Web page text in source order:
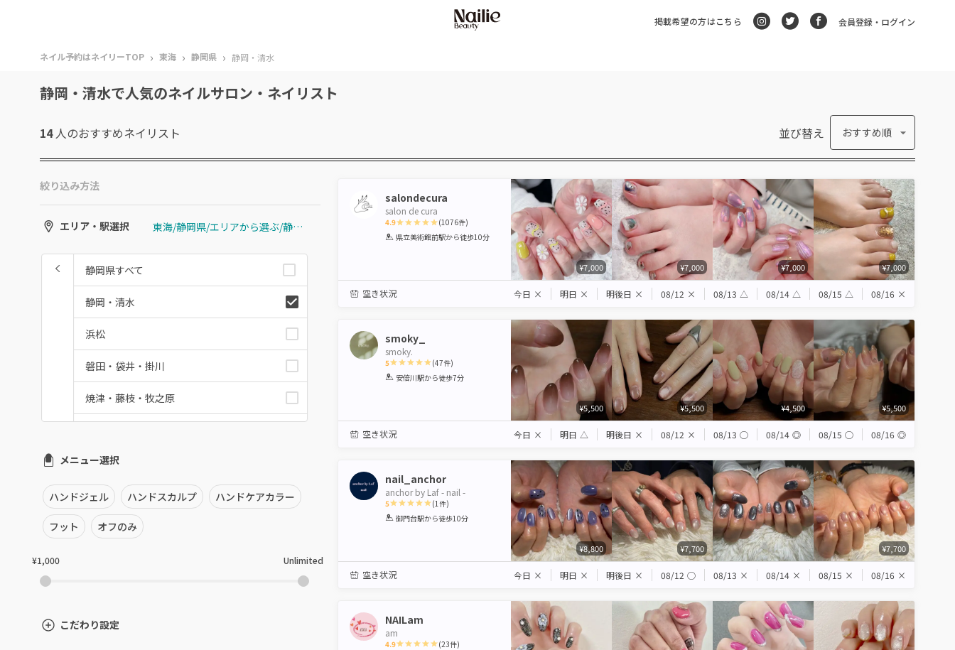
掲載希望の方はこちら 会員登録・ログイン
ネイル予約はネイリーTOP › 東海 › 静岡県 › 静岡・清水
静岡・清水で人気のネイルサロン・ネイリスト
14人のおすすめネイリスト 並び替え おすすめ順
絞り込み方法
エリア・駅選択 東海/静岡県/エリアから選ぶ/静岡・清水
静岡県すべて
静岡・清水
浜松
磐田・袋井・掛川
焼津・藤枝・牧之原
熱海・三島・伊豆
静岡県その他
メニュー選択
ハンドジェル ハンドスカルプ ハンドケアカラー
フット オフのみ
¥1,000 Unlimited
こだわり設定
salondecura
salon de cura
4.9
1 2 3 4 5
(1076件)
県立美術館前駅から徒歩10分
¥7,000 ¥7,000 ¥7,000 ¥7,000
空き状況 今日 × 明日 × 明後日 × 08/12 × 08/13 △ 08/14 △ 08/15 △ 08/16 ×
smoky_
smoky.
5
1 2 3 4 5
(47件)
安倍川駅から徒歩7分
¥5,500 ¥5,500 ¥4,500 ¥5,500
空き状況 今日 × 明日 △ 明後日 × 08/12 × 08/13 ◯ 08/14 ◎ 08/15 ◯ 08/16 ◎
nail_anchor
anchor by Laf - nail -
5
1 2 3 4 5
(1 件)
御門台駅から徒歩10分
¥8,800 ¥7,700 ¥7,700
空き状況 今日 × 明日 × 明後日 × 08/12 ◯ 08/13 × 08/14 × 08/15 × 08/16 ×
NAILam
am
4.9 (23件)